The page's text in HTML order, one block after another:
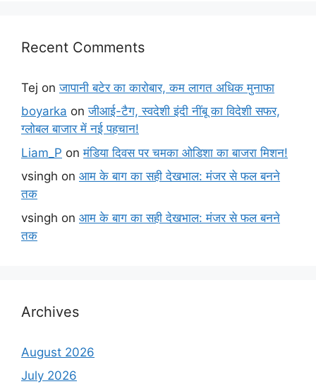
Recent Comments
Tej onजापानी बटेर का कारोबार, कम लागत अधिक मुनाफा
boyarka onजीआई-टैग, स्वदेशी इंदी नींबू का विदेशी सफर,
ग्लोबल बाजार में नई पहचान!
Liam_P onमंडिया दिवस पर चमका ओडिशा का बाजरा मिशन!
vsingh on आम के बाग का सही देखभाल: मंजर से फल बनने
तक
vsingh on आम के बाग का सही देखभाल: मंजर से फल बनने
तक
Archives
August 2026
July 2026